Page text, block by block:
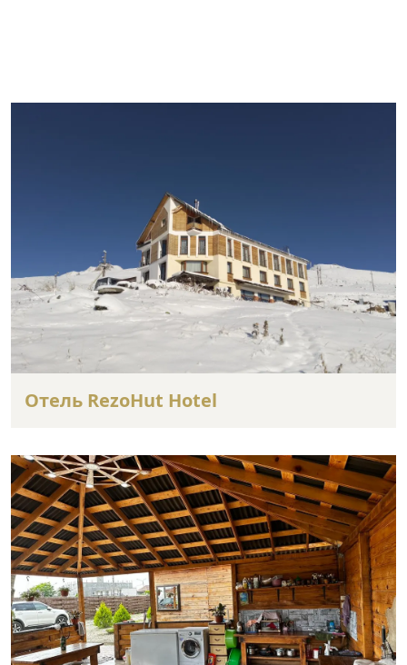
Отель RezoHut Hotel